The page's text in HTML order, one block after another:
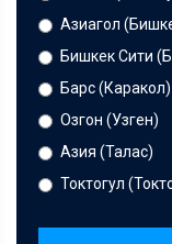
Азиагол
Бишкек Сити
Барс (Каракол)
Озгон (Узген)
Азия (Талас)
Токтогул